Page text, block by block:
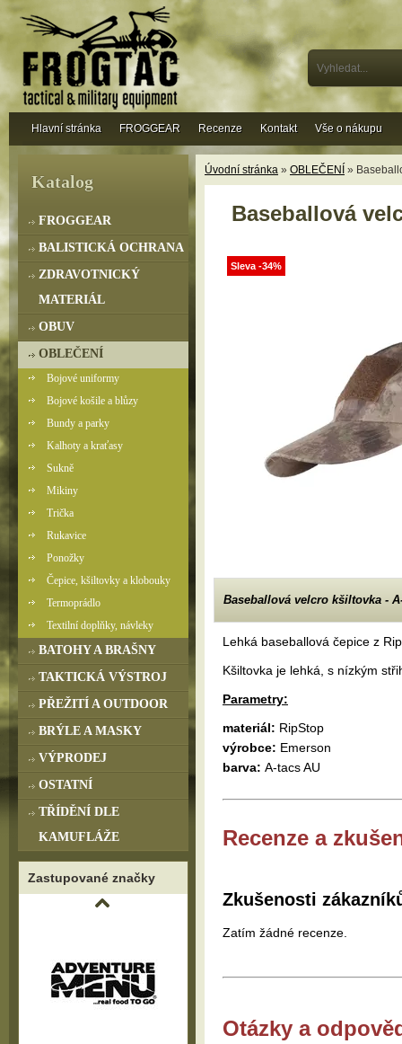
Úvodní stránka » OBLEČENÍ »
Baseballová
Sleva -34%
Baseballová velcro kšiltovka -
Lehká baseballová čepice z
Kšiltovka je lehká, s nízkým
Parametry:
materiál: RipStop
výrobce: Emerson
barva: A-tacs AU
Recenze a
Zkušenosti
Zatím žádné recenze.
Otázky a
Katalog
FROGGEAR
BALISTICKÁ OCHRANA
ZDRAVOTNICKÝ
MATERIÁL
OBUV
OBLEČENÍ
Bojové uniformy
Bojové košile a blůzy
Bundy a parky
Kalhoty a kraťasy
Sukně
Mikiny
Trička
Rukavice
Ponožky
Čepice, kšiltovky a klobouky
Termoprádlo
Textilní doplňky, návleky
BATOHY A BRAŠNY
TAKTICKÁ VÝSTROJ
PŘEŽITÍ A OUTDOOR
BRÝLE A MASKY
VÝPRODEJ
OSTATNÍ
TŘÍDĚNÍ DLE
KAMUFLÁŽE
Zastupované značky
Hlavní stránka FROGGEAR Recenze Kontakt Vše o nákupu